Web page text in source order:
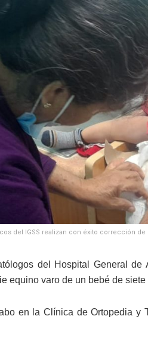
del IGSS realizan con éxito corrección
del Hospital General de
equino varo de un bebé de
en la Clínica de Ortopedia y